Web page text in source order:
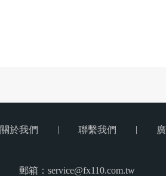
關於我們 | 聯繫我們 |
郵箱：service@fx110.com.tw